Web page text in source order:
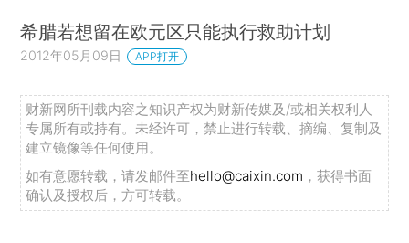
希腊若想留在欧元区只能执行救助计划
2012年05月09日 APP打开
财新网所刊载内容之知识产权为财新传媒及/或相关权利人
专属所有或持有。未经许可，禁止进行转载、摘编、复制及
建立镜像等任何使用。
如有意愿转载，请发邮件至hello@caixin.com ，获得书面
确认及授权后，方可转载。